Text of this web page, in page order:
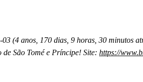
(4 anos, 170 dias, 9 horas, 30 minutos
São Tomé e Príncipe! Site: https://